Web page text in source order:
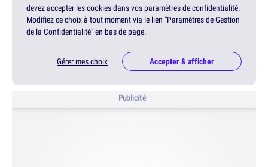
devez accepter les cookies dans vos paramètres de confidentialité.
Modifiez ce choix à tout moment via le lien "Paramètres de Gestion
de la Confidentialité" en bas de page.
Gérer mes choix Accepter & afficher
Publicité